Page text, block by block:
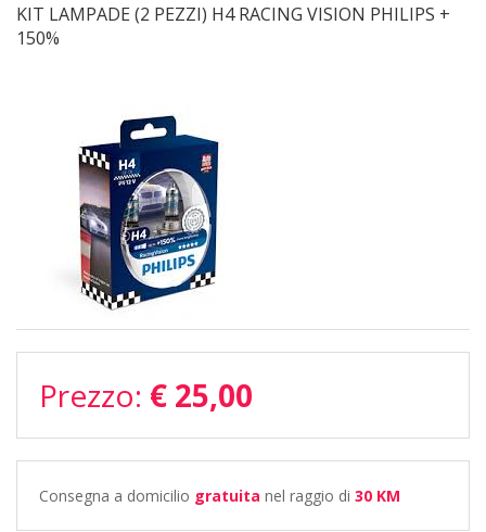
KIT LAMPADE (2 PEZZI) H4 RACING VISION PHILIPS +
150%
Prezzo: € 25,00
Consegna a domicilio gratuita nel raggio di 30 KM